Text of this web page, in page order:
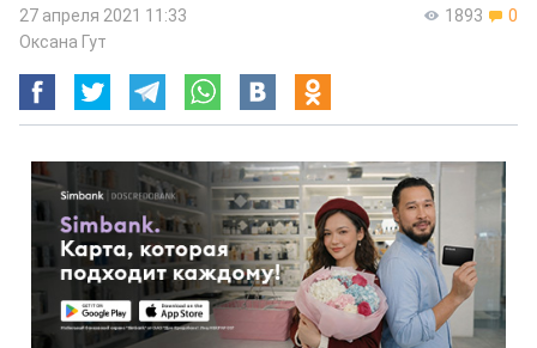
1893 0
27 апреля 2021 11:33
Оксана Гут